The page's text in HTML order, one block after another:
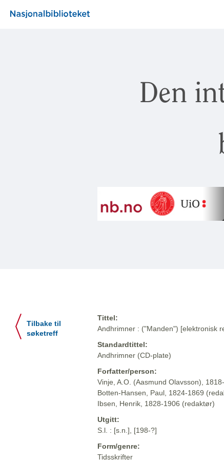
Den
Tilbake til
søketreff
Tittel:
Andhrimner : ("Manden") [elektronisk
Standardtittel:
Andhrimner (CD-plate)
Forfatter/person:
Vinje, A.O. (Aasmund Olavsson),
Botten-Hansen, Paul, 1824-1869
Ibsen, Henrik, 1828-1906 (redaktør)
Utgitt:
S.l. : [s.n.], [198-?]
Form/genre:
Tidsskrifter